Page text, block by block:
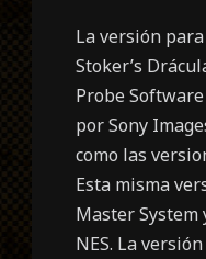
La versión
Stoker’s
Probe
por Sony
como las
Esta misma
Master System
NES. La